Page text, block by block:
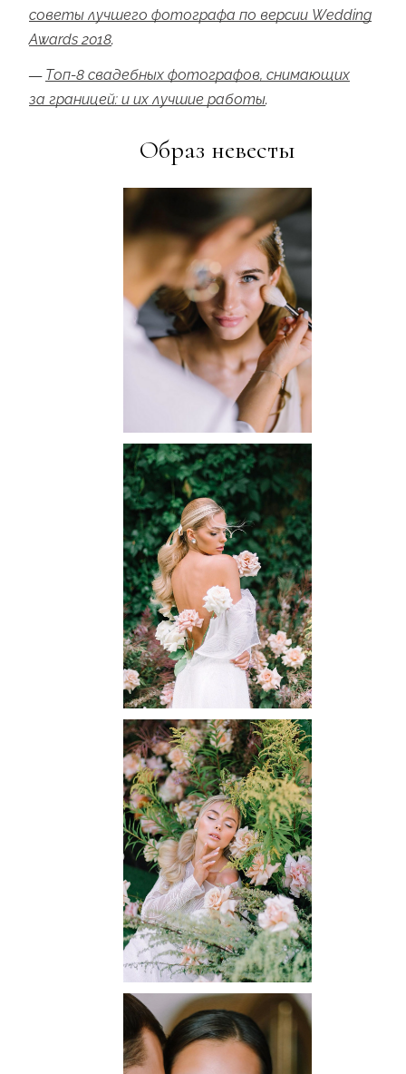
советы лучшего фотографа по версии Wedding
Awards 2018.
— Топ-8 свадебных фотографов, снимающих
за границей: и их лучшие работы.
Образ невесты